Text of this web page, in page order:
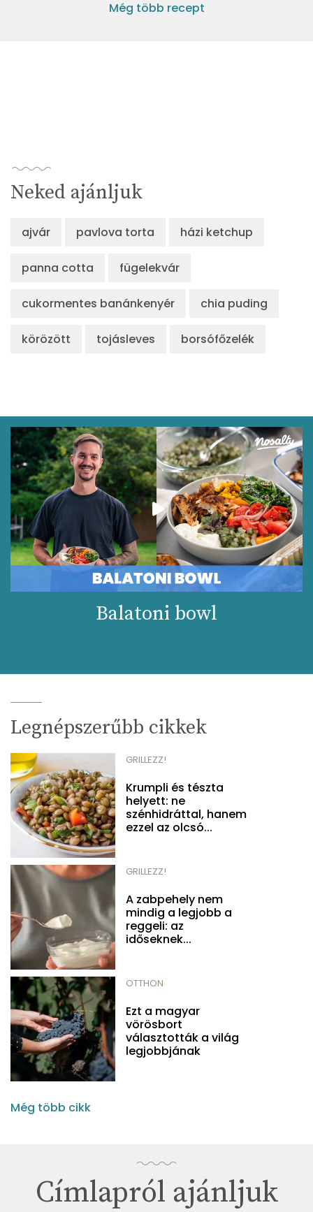
Még több recept
Neked ajánljuk
ajvár pavlova torta házi ketchup
panna cotta fügelekvár
cukormentes banánkenyér chia puding
körözött tojásleves borsófőzelék
Balatoni bowl
Legnépszerűbb cikkek
GRILLEZZ!
Krumpli és tészta
helyett: ne
szénhidráttal, hanem
ezzel az olcsó...
GRILLEZZ!
A zabpehely nem
mindig a legjobb a
reggeli: az
időseknek...
OTTHON
Ezt a magyar
vörösbort
választották a világ
legjobbjának
Még több cikk
Címlapról ajánljuk